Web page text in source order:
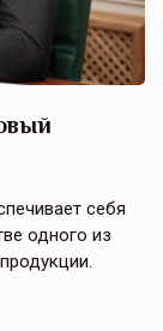
себя
одного из